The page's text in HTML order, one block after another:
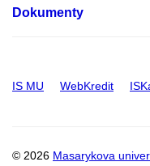
Dokumenty
IS MU WebKredit
© 2026 Masarykova